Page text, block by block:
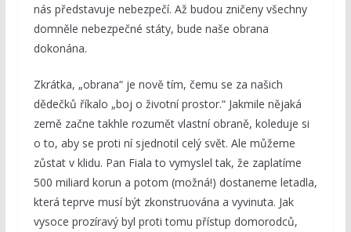
nás představuje nebezpečí. Až budou zničeny všechny
domněle nebezpečné státy, bude naše obrana
dokonána.
Zkrátka, „obrana“ je nově tím, čemu se za našich
dědečků říkalo „boj o životní prostor.“ Jakmile nějaká
země začne takhle rozumět vlastní obraně, koleduje si
o to, aby se proti ní sjednotil celý svět. Ale můžeme
zůstat v klidu. Pan Fiala to vymyslel tak, že zaplatíme
500 miliard korun a potom (možná!) dostaneme letadla,
která teprve musí být zkonstruována a vyvinuta. Jak
vysoce prozíravý byl proti tomu přístup domorodců,